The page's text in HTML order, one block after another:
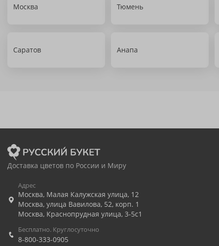
Москва Тюмень
Саратов Анапа
Доставка цветов по России и Миру
Адрес
Москва, Малая Калужская улица, 12
Москва, улица Вавилова, 52, корп. 1
Москва, Краснопрудная улица, 3-5с1
Бесплатно. Круглосуточно
8-800-333-0905